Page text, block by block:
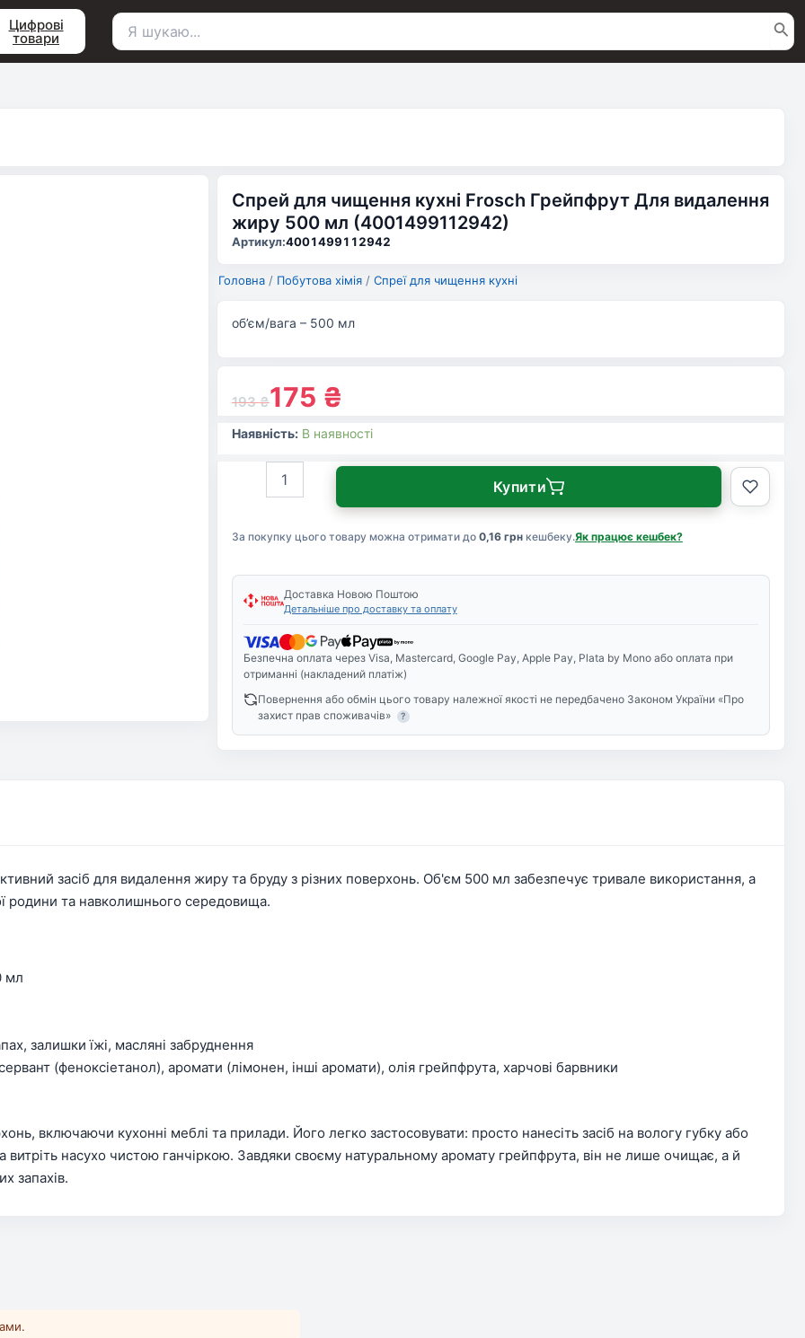
Цифрові
товари
Пошук
Спрей для чищення кухні Frosch Грейпфрут Для видалення
жиру 500 мл (4001499112942)
Артикул:4001499112942
Головна / Побутова хімія / Спреї для чищення кухні
193₴175 ₴
об’єм/вага – 500 мл
Наявність: В наявності
За покупку цього товару можна отримати до 0,16 грнкешбеку.Як працює кешбек?
Frosch
Для
видалення
жиру
(4001499112942)
кількість
Купити
Доставка Новою Поштою
Детальніше про доставку та оплату
Безпечна оплата через Visa, Mastercard, Google Pay, Apple Pay, Plata by Mono або оплата при
отриманні (накладений платіж)
Повернення або обмін цього товару належної якості не передбачено Законом України «Про
захист прав споживачів»
?
засіб для видалення жиру та бруду з різних поверхонь. Об'єм 500 мл забезпечує тривале використання, а
родини та навколишнього середовища.
мл
залишки їжі, масляні забруднення
(феноксіетанол), аромати (лімонен, інші аромати), олія грейпфрута, харчові барвники
включаючи кухонні меблі та прилади. Його легко застосовувати: просто нанесіть засіб на вологу губку або
насухо чистою ганчіркою. Завдяки своєму натуральному аромату грейпфрута, він не лише очищає, а й
запахів.